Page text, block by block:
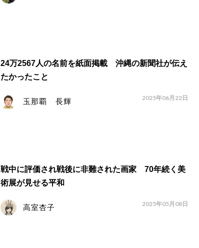
24万2567人の名前を紙面掲載 沖縄の新聞社が伝え
たかったこと
玉那覇 長輝 2025年06月22日
戦中に評価され戦後に非難された画家 70年続く美
術展が見せる平和
高室杏子 2025年05月08日